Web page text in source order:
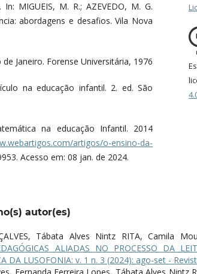
MIGUEIS, M. R.; AZEVEDO, M. G.
abordagens e desafios. Vila Nova
Janeiro. Forense Universitária, 1976
na educação infantil. 2. ed. São
na educação Infantil. 2014
artigos/o-ensino-da-
Acesso em: 08 jan. de 2024.
autor(es)
Tábata Alves Nintz RITA, Camila
ALIADAS NO PROCESSO DA
DA LUSOFONIA: v. 1 n. 3 (2024): ago-set -